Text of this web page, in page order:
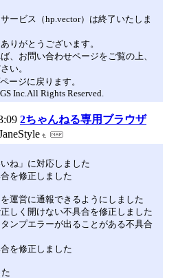
ービス（hp.vector）は終了いたしま
りがとうございます。
、お問い合わせページをご覧の上、
い。
ージに戻ります。
Inc.All Rights Reserved.
2ちゃんねる専用ブラウザ
ね」に対応しました
を修正しました
運営に通報できるようにしました
しく開けない不具合を修正しました
ンプエラーが出ることがある不具合
を修正しました